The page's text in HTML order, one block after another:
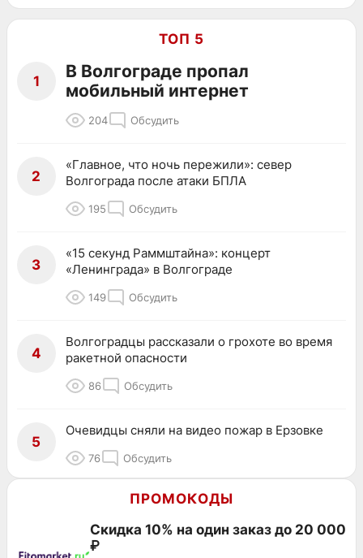
ТОП 5
1
В Волгограде пропал
мобильный интернет
204 Обсудить
2
«Главное, что ночь пережили»: север
Волгограда после атаки БПЛА
195 Обсудить
3
«15 секунд Раммштайна»: концерт
«Ленинграда» в Волгограде
149 Обсудить
4
Волгоградцы рассказали о грохоте во время
ракетной опасности
86 Обсудить
5
Очевидцы сняли на видео пожар в Ерзовке
76 Обсудить
ПРОМОКОДЫ
Скидка 10% на один заказ до 20 000
₽